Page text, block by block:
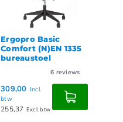
Ergopro Basic
Comfort (N)EN 1335
bureaustoel
6 reviews
309,00 Incl.
btw
255,37 Excl. btw